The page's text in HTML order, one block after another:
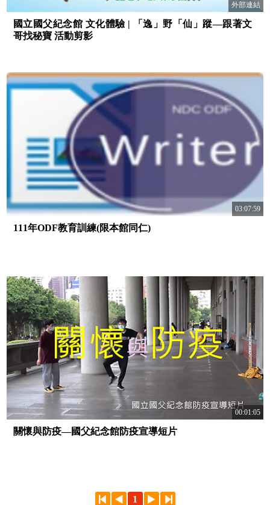
外部連結
國立國父紀念館 文化體驗 | 「逸」野「仙」蹤—跟著文
哥找秘寶 活動剪影
03:07:59
111年ODF教育訓練(限本館同仁)
00:01:05
關懷與防疫—國父紀念館防疫宣導短片
1